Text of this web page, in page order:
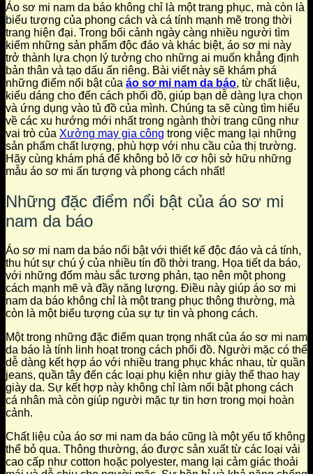
Áo sơ mi nam da báo không chỉ là một trang phục, mà còn là
biểu tượng của phong cách và cá tính mạnh mẽ trong thời
trang hiện đại. Trong bối cảnh ngày càng nhiều người tìm
kiếm những sản phẩm độc đáo và khác biệt, áo sơ mi này
trở thành lựa chọn lý tưởng cho những ai muốn khẳng định
bản thân và tạo dấu ấn riêng. Bài viết này sẽ khám phá
những điểm nổi bật của áo sơ mi nam da báo, từ chất liệu,
kiểu dáng cho đến cách phối đồ, giúp bạn dễ dàng lựa chọn
và ứng dụng vào tủ đồ của mình. Chúng ta sẽ cùng tìm hiểu
về các xu hướng mới nhất trong ngành thời trang cũng như
vai trò của Xưởng may gia công trong việc mang lại những
sản phẩm chất lượng, phù hợp với nhu cầu của thị trường.
Hãy cùng khám phá để không bỏ lỡ cơ hội sở hữu những
mẫu áo sơ mi ấn tượng và phong cách nhất!
Những đặc điểm nổi bật của áo sơ mi
nam da báo
Áo sơ mi nam da báo nổi bật với thiết kế độc đáo và cá tính,
thu hút sự chú ý của nhiều tín đồ thời trang. Họa tiết da báo,
với những đốm màu sắc tương phản, tạo nên một phong
cách mạnh mẽ và đầy năng lượng. Điều này giúp áo sơ mi
nam da báo không chỉ là một trang phục thông thường, mà
còn là một biểu tượng của sự tự tin và phong cách.
Một trong những đặc điểm quan trọng nhất của áo sơ mi nam
da báo là tính linh hoạt trong cách phối đồ. Người mặc có thể
dễ dàng kết hợp áo với nhiều trang phục khác nhau, từ quần
jeans, quần tây đến các loại phụ kiện như giày thể thao hay
giày da. Sự kết hợp này không chỉ làm nổi bật phong cách
cá nhân mà còn giúp người mặc tự tin hơn trong mọi hoàn
cảnh.
Chất liệu của áo sơ mi nam da báo cũng là một yếu tố không
thể bỏ qua. Thông thường, áo được sản xuất từ các loại vải
cao cấp như cotton hoặc polyester, mang lại cảm giác thoải